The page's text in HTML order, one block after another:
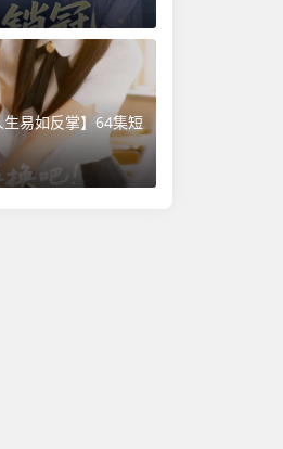
易如反掌】64集短